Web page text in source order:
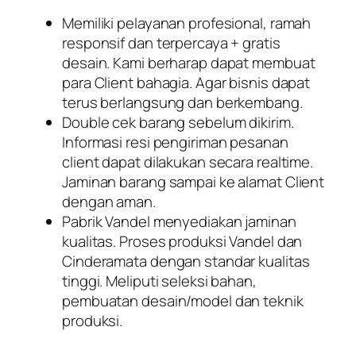
Memiliki pelayanan profesional, ramah
responsif dan terpercaya + gratis
desain. Kami berharap dapat membuat
para Client bahagia. Agar bisnis dapat
terus berlangsung dan berkembang.
Double cek barang sebelum dikirim.
Informasi resi pengiriman pesanan
client dapat dilakukan secara realtime.
Jaminan barang sampai ke alamat Client
dengan aman.
Pabrik Vandel menyediakan jaminan
kualitas. Proses produksi Vandel dan
Cinderamata dengan standar kualitas
tinggi. Meliputi seleksi bahan,
pembuatan desain/model dan teknik
produksi.